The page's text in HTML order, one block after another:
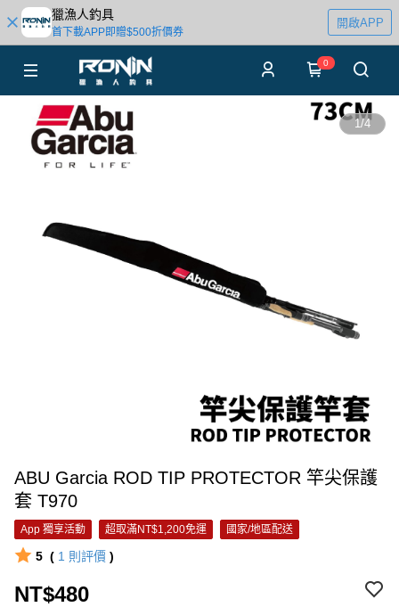
獵漁人釣具
首下載APP即贈$500折價券
開啟APP
0
1/4
ABU Garcia ROD TIP PROTECTOR 竿尖保護
套 T970
App 獨享活動 超取滿NT$1,200免運 國家/地區配送
5 ( 1 則評價 )
NT$480